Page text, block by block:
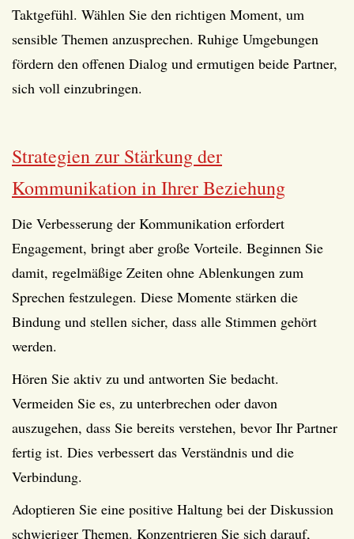
Taktgefühl. Wählen Sie den richtigen Moment, um
sensible Themen anzusprechen. Ruhige Umgebungen
fördern den offenen Dialog und ermutigen beide Partner,
sich voll einzubringen.
Strategien zur Stärkung der
Kommunikation in Ihrer Beziehung
Die Verbesserung der Kommunikation erfordert
Engagement, bringt aber große Vorteile. Beginnen Sie
damit, regelmäßige Zeiten ohne Ablenkungen zum
Sprechen festzulegen. Diese Momente stärken die
Bindung und stellen sicher, dass alle Stimmen gehört
werden.
Hören Sie aktiv zu und antworten Sie bedacht.
Vermeiden Sie es, zu unterbrechen oder davon
auszugehen, dass Sie bereits verstehen, bevor Ihr Partner
fertig ist. Dies verbessert das Verständnis und die
Verbindung.
Adoptieren Sie eine positive Haltung bei der Diskussion
schwieriger Themen. Konzentrieren Sie sich darauf,